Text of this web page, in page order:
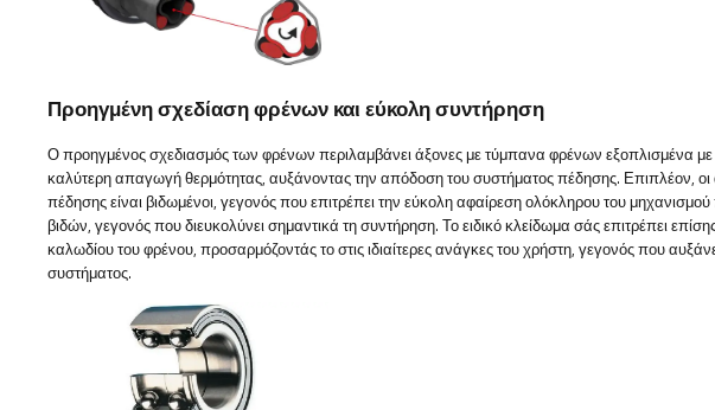
Προηγμένη σχεδίαση φρένων και εύκολη συντήρηση
Ο προηγμένος σχεδιασμός των φρένων περιλαμβάνει άξονες με τύμπανα φρένων εξοπλισμένα
καλύτερη απαγωγή θερμότητας, αυξάνοντας την απόδοση του συστήματος πέδησης. Επιπλέον, οι
πέδησης είναι βιδωμένοι, γεγονός που επιτρέπει την εύκολη αφαίρεση ολόκληρου του
βιδών, γεγονός που διευκολύνει σημαντικά τη συντήρηση. Το ειδικό κλείδωμα σάς επιτρέπει
καλωδίου του φρένου, προσαρμόζοντάς το στις ιδιαίτερες ανάγκες του χρήστη, γεγονός που
συστήματος.